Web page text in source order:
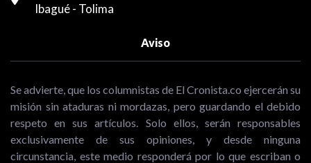
Ibagué - Tolima
Aviso
Se advierte, que los columnistas de El Cronista.co ejercerán su
misión sin ataduras ni mordazas, pero guardando el debido
respeto en sus artículos. Solo ellos, serán responsables
exclusivamente de sus opiniones, y desde ninguna
circunstancia, este medio responderá por lo que escriban o